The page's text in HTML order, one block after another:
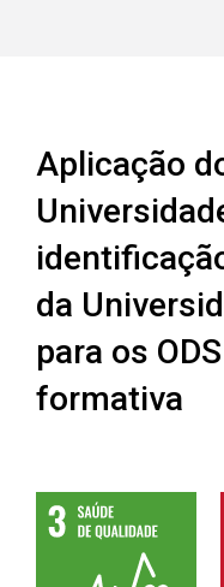
Aplicação
da
para os
formativa